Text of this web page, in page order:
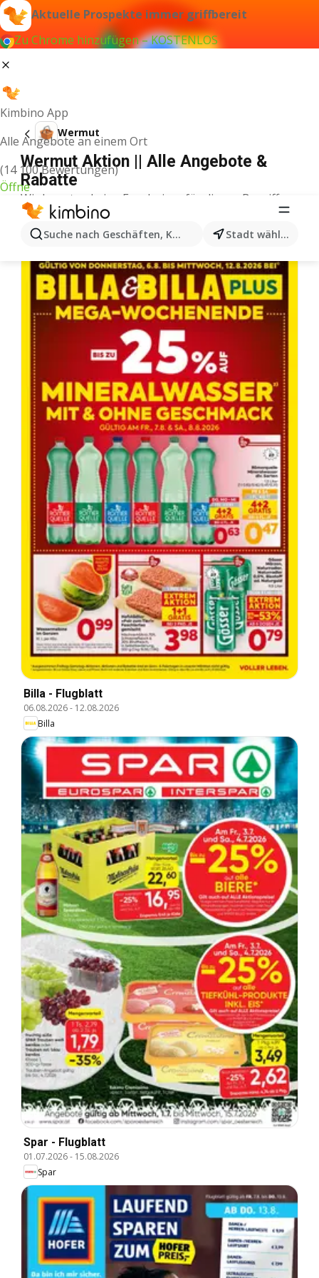
Aktuelle Prospekte immer griffbereit
Zu Chrome hinzufügen – KOSTENLOS
Kimbino App
Alle Angebote an einem Ort
(14 100 Bewertungen)
Öffne
Suche nach Geschäften, Kategorien, Produkten...
Stadt wählen
Wermut
Wermut Aktion || Alle Angebote &
Rabatte
Wir konnten keine Ergebnisse für diesen Begriff
finden.
Weitere Prospekte aus der Kategorie
Billa - Flugblatt
06.08.2026- 12.08.2026
Billa
Spar - Flugblatt
01.07.2026- 15.08.2026
Spar